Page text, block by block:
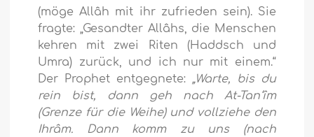
(möge Allâh mit ihr zufrieden sein). Sie
fragte: „Gesandter Allâhs, die Menschen
kehren mit zwei Riten (Haddsch und
Umra) zurück, und ich nur mit einem.“
Der Prophet entgegnete: „Warte, bis du
rein bist, dann geh nach At-Tan‘îm
(Grenze für die Weihe) und vollziehe den
Ihrâm. Dann komm zu uns (nach